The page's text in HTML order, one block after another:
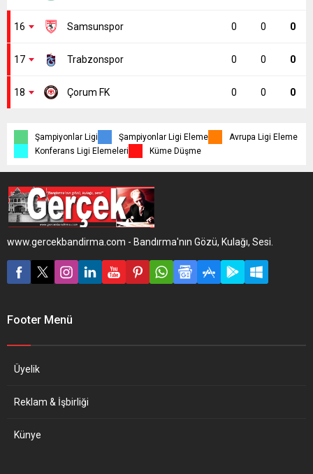
16 Samsunspor 0 0 0
17 Trabzonspor 0 0 0
18 Çorum FK 0 0 0
Şampiyonlar Ligi Şampiyonlar Ligi Eleme
Avrupa Ligi Eleme
Konferans Ligi Elemeleri
Küme Düşme
www.gercekbandirma.com - Bandırma'nın Gözü, Kulağı, Sesi.
Footer Menü
Üyelik
Reklam & İşbirliği
Künye